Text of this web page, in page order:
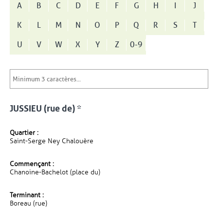
A B C D E F G H I
J
K
L M N O P Q R S
T
U
V W X Y Z 0-9
JUSSIEU (rue de) *
Quartier :
Saint-Serge Ney Chalouère
Commençant :
Chanoine-Bachelot (place du)
Terminant :
Boreau (rue)